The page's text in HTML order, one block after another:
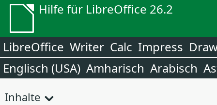
Hilfe für LibreOffice 26.2
LibreOffice Writer Calc Impress
Englisch (USA) Amharisch Arabisch
Inhalte